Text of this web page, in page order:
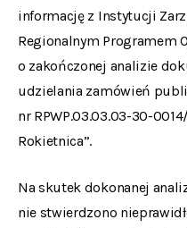
informację z Instytucji
Regionalnym Programem
o zakończonej analizie
udzielania zamówień
nr RPWP.03.03.03-30-
Rokietnica”.
Na skutek dokonanej
nie stwierdzono